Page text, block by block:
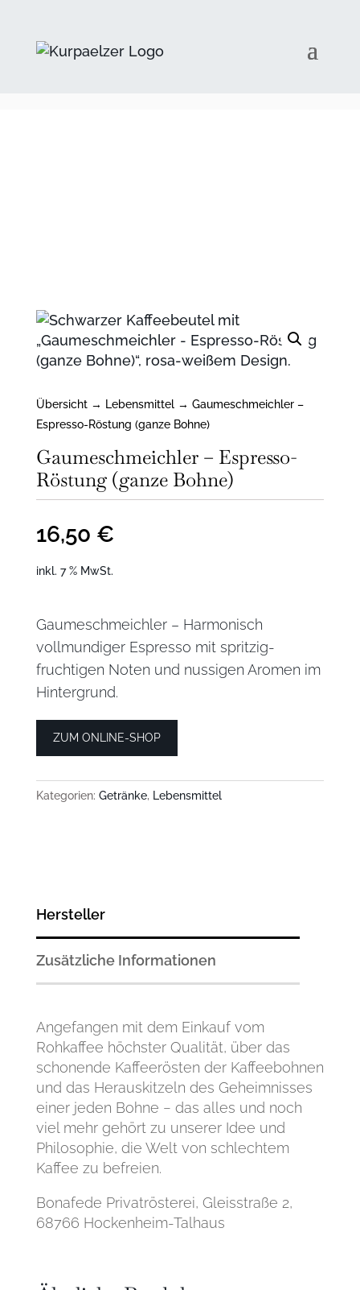
Übersicht→ Lebensmittel→ Gaumeschmeichler –
Espresso-Röstung (ganze Bohne)
Gaumeschmeichler – Espresso-
Röstung (ganze Bohne)
16,50 €
inkl. 7 % MwSt.
Gaumeschmeichler – Harmonisch
vollmundiger Espresso mit spritzig-
fruchtigen Noten und nussigen Aromen im
Hintergrund.
ZUM ONLINE-SHOP
Kategorien: Getränke, Lebensmittel
Hersteller
Zusätzliche Informationen
Angefangen mit dem Einkauf vom
Rohkaffee höchster Qualität, über das
schonende Kaffeerösten der Kaffeebohnen
und das Herauskitzeln des Geheimnisses
einer jeden Bohne − das alles und noch
viel mehr gehört zu unserer Idee und
Philosophie, die Welt von schlechtem
Kaffee zu befreien.
Bonafede Privatrösterei, Gleisstraße 2,
68766 Hockenheim-Talhaus